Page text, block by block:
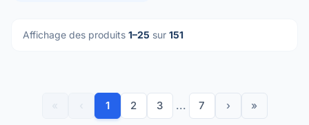
Affichage des produits 1–25 sur 151
1 2 3 ... 7 › »